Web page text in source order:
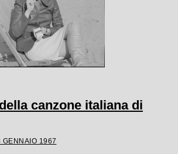
canzone italiana di
1967